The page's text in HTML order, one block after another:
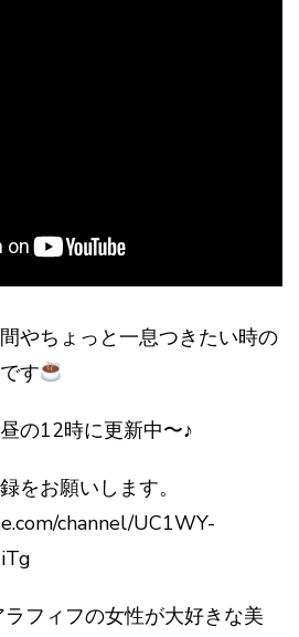
やちょっと一息つきたい時の
す
の12時に更新中〜♪
をお願いします。
channel/UC1WY-
フィフの女性が大好きな美